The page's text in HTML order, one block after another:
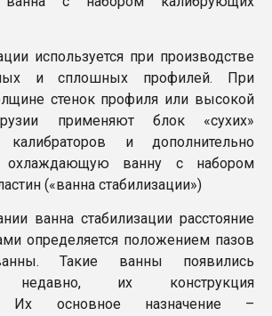
ПЕРЕЙТИ НА
используется при производстве
и сплошных профилей. При
стенок профиля или высокой
применяют блок «сухих»
калибраторов и дополнительно
охлаждающую ванну с набором
(«ванна стабилизации»)
ванна стабилизации расстояние
определяется положением пазов
Такие ванны появились
недавно, их конструкция
Их основное назначение –